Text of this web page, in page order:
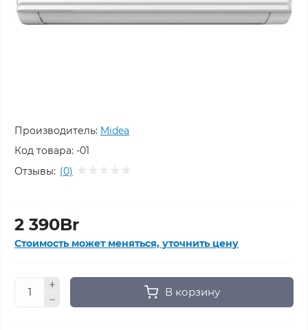
Производитель: Midea
Код товара: -01
Отзывы: (0)
2 390Br
Стоимость может меняться, уточнить цену
В корзину